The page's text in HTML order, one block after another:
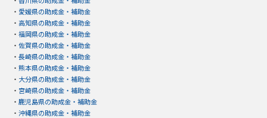
・ 愛媛県の助成金・補助金
・ 高知県の助成金・補助金
・ 福岡県の助成金・補助金
・ 佐賀県の助成金・補助金
・ 長崎県の助成金・補助金
・ 熊本県の助成金・補助金
・ 大分県の助成金・補助金
・ 宮崎県の助成金・補助金
・ 鹿児島県の助成金・補助金
・ 沖縄県の助成金・補助金